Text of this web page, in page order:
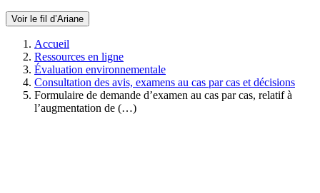
Voir le fil d’Ariane
Accueil
Ressources en ligne
Évaluation environnementale
Consultation des avis, examens au cas par cas et décisions
Formulaire de demande d’examen au cas par cas, relatif à
l’augmentation de (…)